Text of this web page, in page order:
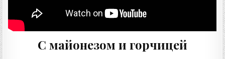
С майонезом и горчицей